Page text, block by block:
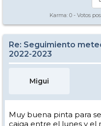
Karma: 0 - Votos
Re: Seguimiento
2022-2023
Migui
Muy buena pinta para
caiga entre el lunes y el